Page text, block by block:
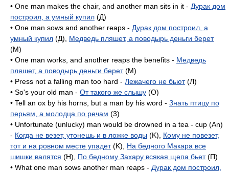
• One man makes the chair, and another man sits in it - Дурак дом
построил, а умный купил (Д)
• One man sows and another reaps - Дурак дом построил, а
умный купил (Д), Медведь пляшет, а поводырь деньги берет
(M)
• One man works, and another reaps the benefits - Медведь
пляшет, а поводырь деньги берет(M)
• Press not a falling man too hard - Лежачего не бьют(Л)
• So's your old man - От такого же слышу (O)
• Tell an ox by his horns, but a man by his word - Знать птицу по
перьям, а молодца по речам (3)
• Unfortunate (unlucky) man would be drowned in a tea - cup (An)
- Когда не везет, утонешь и в ложке воды (K), Кому не повезет,
тот и на ровном месте упадет(K), На бедного Макара все
шишки валятся (H), По бедному Захару всякая щепа бьет(П)
• What one man sows another man reaps - Дурак дом построил,